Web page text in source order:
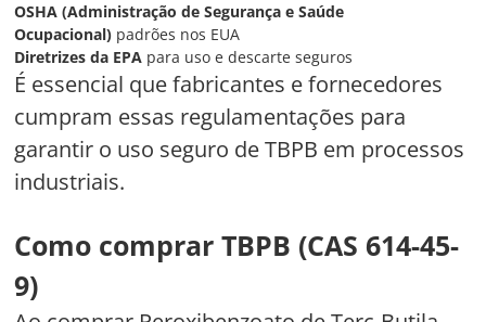
OSHA (Administração de Segurança e Saúde
Ocupacional) padrões nos EUA
Diretrizes da EPA para uso e descarte seguros
É essencial que fabricantes e fornecedores
cumpram essas regulamentações para
garantir o uso seguro de TBPB em processos
industriais.
Como comprar TBPB (CAS 614-45-
9)